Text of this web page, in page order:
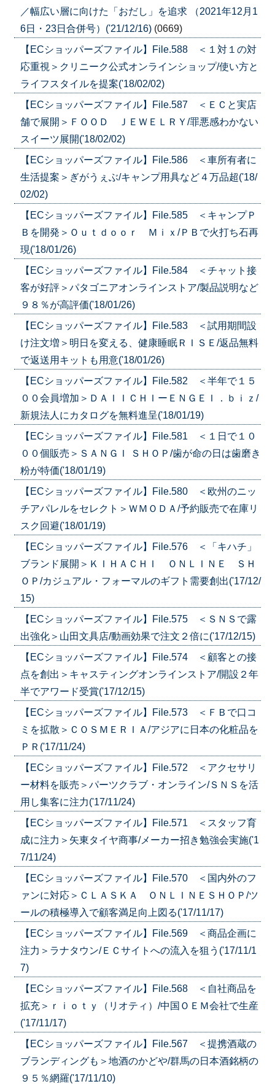
／幅広い層に向けた「おだし」を追求 （2021年12月1
6日・23日合併号）('21/12/16) (0669)
【ECショッパーズファイル】File.588 ＜１対１の対
応重視＞クリニーク公式オンラインショップ/使い方と
ライフスタイルを提案('18/02/02)
【ECショッパーズファイル】File.587 ＜ＥＣと実店
舗で展開＞ＦＯＯＤ ＪＥＷＥＬＲＹ/罪悪感わかない
スイーツ展開('18/02/02)
【ECショッパーズファイル】File.586 ＜車所有者に
生活提案＞ぎがうぇぶ/キャンプ用具など４万品超('18/
02/02)
【ECショッパーズファイル】File.585 ＜キャンプＰ
Ｂを開発＞Ｏｕｔｄｏｏｒ Ｍｉｘ/ＰＢで火打ち石再
現('18/01/26)
【ECショッパーズファイル】File.584 ＜チャット接
客が好評＞パタゴニアオンラインストア/製品説明など
９８％が高評価('18/01/26)
【ECショッパーズファイル】File.583 ＜試用期間設
け注文増＞明日を変える、健康睡眠ＲＩＳＥ/返品無料
で返送用キットも用意('18/01/26)
【ECショッパーズファイル】File.582 ＜半年で１５
００会員増加＞ＤＡＩＩＣＨＩーＥＮＧＥＩ．ｂｉｚ/
新規法人にカタログを無料進呈('18/01/19)
【ECショッパーズファイル】File.581 ＜１日で１０
００個販売＞ＳＡＮＧＩ ＳＨＯＰ/歯が命の日は歯磨き
粉が特価('18/01/19)
【ECショッパーズファイル】File.580 ＜欧州のニッ
チアパレルをセレクト＞ＷＭＯＤＡ/予約販売で在庫リ
スク回避('18/01/19)
【ECショッパーズファイル】File.576 ＜「キハチ」
ブランド展開＞ＫＩＨＡＣＨＩ ＯＮＬＩＮＥ ＳＨ
ＯＰ/カジュアル・フォーマルのギフト需要創出('17/12/
15)
【ECショッパーズファイル】File.575 ＜ＳＮＳで露
出強化＞山田文具店/動画効果で注文２倍に('17/12/15)
【ECショッパーズファイル】File.574 ＜顧客との接
点を創出＞キャスティングオンラインストア/開設２年
半でアワード受賞('17/12/15)
【ECショッパーズファイル】File.573 ＜ＦＢで口コ
ミを拡散＞ＣＯＳＭＥＲＩＡ/アジアに日本の化粧品を
ＰＲ('17/11/24)
【ECショッパーズファイル】File.572 ＜アクセサリ
ー材料を販売＞パーツクラブ・オンライン/ＳＮＳを活
用し集客に注力('17/11/24)
【ECショッパーズファイル】File.571 ＜スタッフ育
成に注力＞矢東タイヤ商事/メーカー招き勉強会実施('1
7/11/24)
【ECショッパーズファイル】File.570 ＜国内外のフ
ァンに対応＞ＣＬＡＳＫＡ ＯＮＬＩＮＥＳＨＯＰ/ツ
ールの積極導入で顧客満足向上図る('17/11/17)
【ECショッパーズファイル】File.569 ＜商品企画に
注力＞ラナタウン/ＥＣサイトへの流入を狙う('17/11/1
7)
【ECショッパーズファイル】File.568 ＜自社商品を
拡充＞ｒｉｏｔｙ（リオティ）/中国ＯＥＭ会社で生産
('17/11/17)
【ECショッパーズファイル】File.567 ＜提携酒蔵の
ブランディングも＞地酒のかどや/群馬の日本酒銘柄の
９５％網羅('17/11/10)